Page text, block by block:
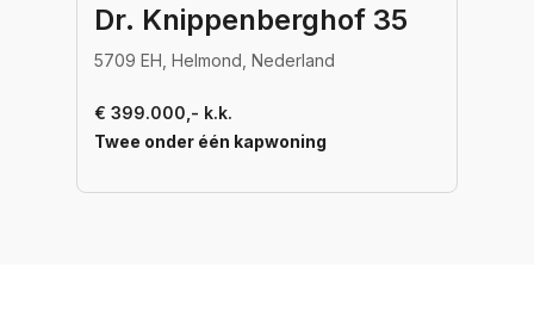
Dr. Knippenberghof 35
5709 EH, Helmond, Nederland
€ 399.000,- k.k.
Twee onder één kapwoning